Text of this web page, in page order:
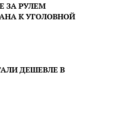
ЗА РУЛЕМ
К УГОЛОВНОЙ
ДЕШЕВЛЕ В